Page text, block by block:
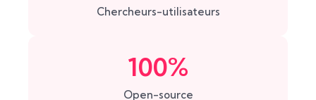
Chercheurs-utilisateurs
100%
Open-source